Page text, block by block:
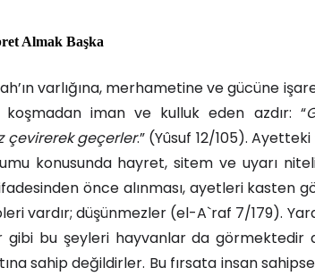
Almak Başka
varlığına, merhametine ve gücüne
iman ve kulluk eden azdır: “
çevirerek geçerler.” (Yûsuf 12/105). Ayetteki
konusunda hayret, sitem ve uyarı
önce alınması, ayetleri kasten
vardır; düşünmezler (el-A`raf 7/179).
gibi bu şeyleri hayvanlar da görmektedir
sahip değildirler. Bu fırsata insan